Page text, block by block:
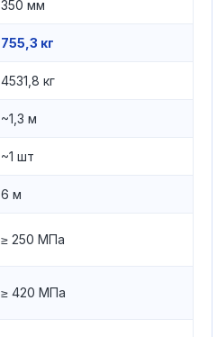
350 мм
755,3 кг
4531,8 кг
~1,3 м
~1 шт
6 м
≥ 250 МПа
≥ 420 МПа